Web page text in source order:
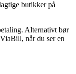
butikker på
Alternativt bør
når du ser en